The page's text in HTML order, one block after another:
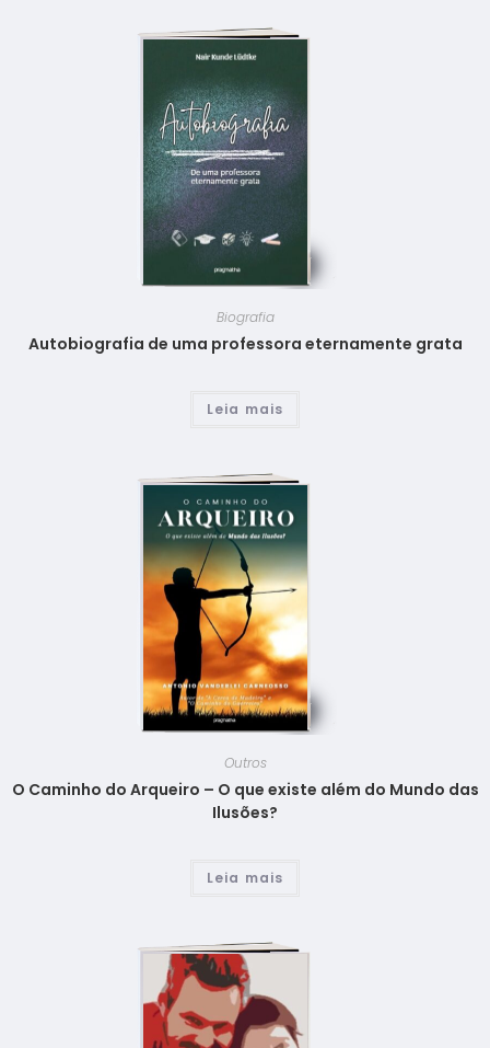
Biografia
Autobiografia de uma professora eternamente grata
Leia mais
Outros
O Caminho do Arqueiro – O que existe além do Mundo das
Ilusões?
Leia mais